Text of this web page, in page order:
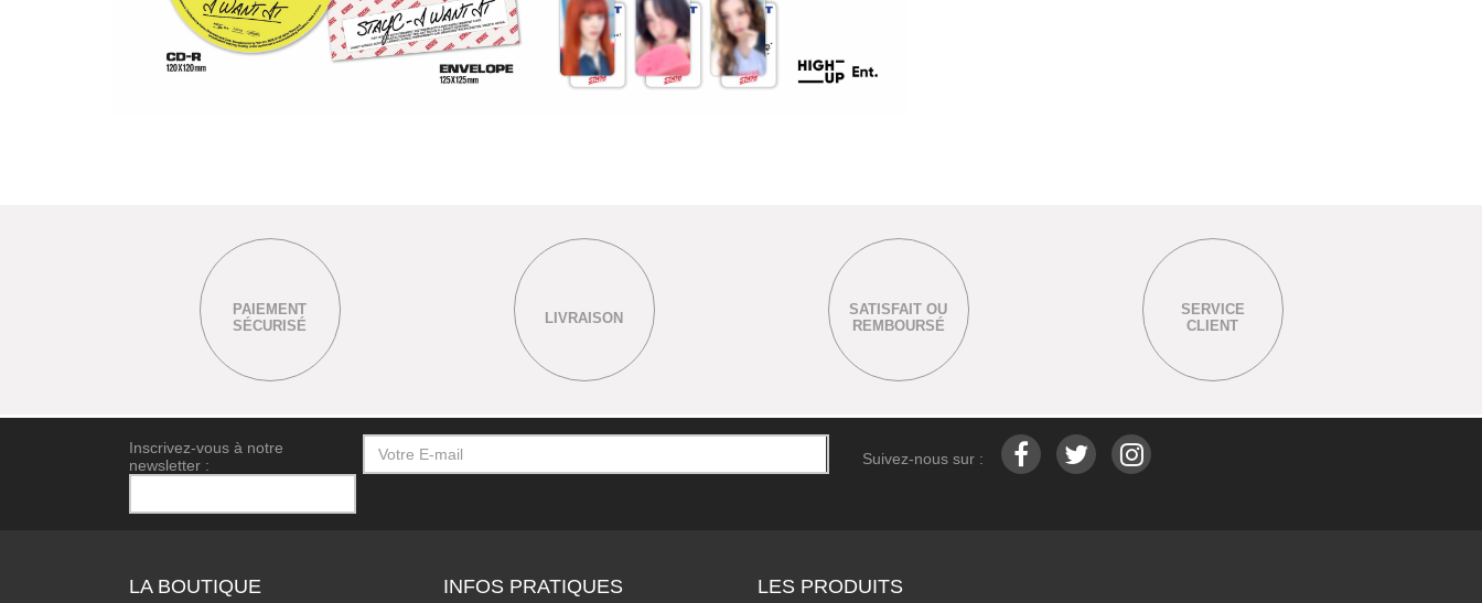
PAIEMENT
SÉCURISÉ
LIVRAISON
SATISFAIT OU
REMBOURSÉ
SERVICE
CLIENT
Inscrivez-vous à notre
newsletter :
Suivez-nous sur :
LA BOUTIQUE INFOS PRATIQUES LES PRODUITS